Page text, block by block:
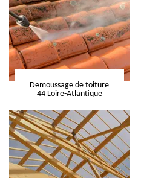
Demoussage de toiture
44 Loire-Atlantique